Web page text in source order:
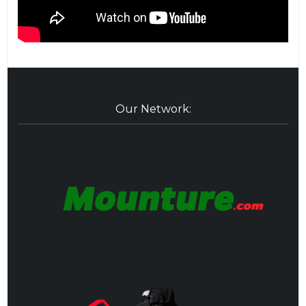
Our Network: